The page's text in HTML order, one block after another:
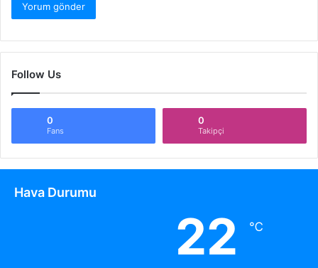
Follow Us
0
Fans
0
Takipçi
Hava Durumu
22 ℃